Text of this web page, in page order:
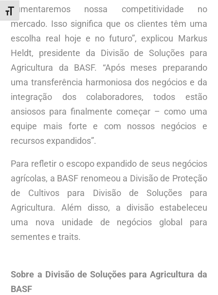
ALTERNAR TAMANHO DA FONTE
aumentaremos nossa competitividade no
mercado. Isso significa que os clientes têm uma
escolha real hoje e no futuro”, explicou Markus
Heldt, presidente da Divisão de Soluções para
Agricultura da BASF. “Após meses preparando
uma transferência harmoniosa dos negócios e da
integração dos colaboradores, todos estão
ansiosos para finalmente começar – como uma
equipe mais forte e com nossos negócios e
recursos expandidos”.
Para refletir o escopo expandido de seus negócios
agrícolas, a BASF renomeou a Divisão de Proteção
de Cultivos para Divisão de Soluções para
Agricultura. Além disso, a divisão estabeleceu
uma nova unidade de negócios global para
sementes e traits.
Sobre a Divisão de Soluções para Agricultura da
BASF